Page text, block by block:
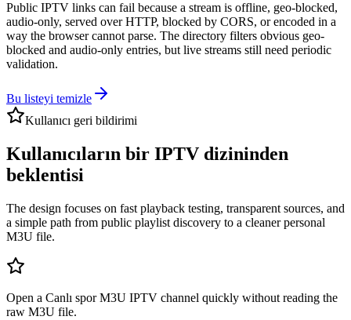
Public IPTV links can fail because a stream is offline, geo-blocked,
audio-only, served over HTTP, blocked by CORS, or encoded in a
way the browser cannot parse. The directory filters obvious geo-
blocked and audio-only entries, but live streams still need periodic
validation.
Bu listeyi temizle
Kullanıcı geri bildirimi
Kullanıcıların bir IPTV dizininden
beklentisi
The design focuses on fast playback testing, transparent sources, and
a simple path from public playlist discovery to a cleaner personal
M3U file.
Open a Canlı spor M3U IPTV channel quickly without reading the
raw M3U file.